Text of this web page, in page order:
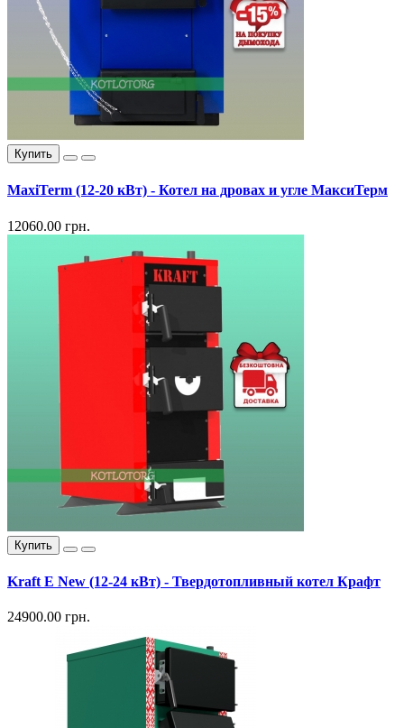
Купить
MaxiTerm (12-20 кВт) - Котел на дровах и угле МаксиТерм
12060.00 грн.
Купить
Kraft E New (12-24 кВт) - Твердотопливный котел Крафт
24900.00 грн.